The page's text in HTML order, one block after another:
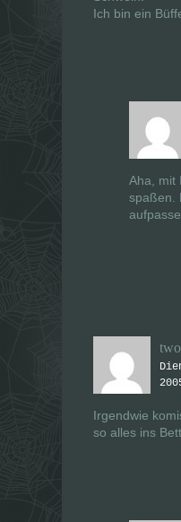
Ich bin ein
Aha, mit
spaßen.
Irgendwie
so alles ins